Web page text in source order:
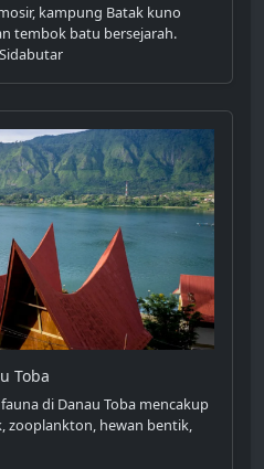
kampung Batak kuno
tembok batu bersejarah.
Toba
di Danau Toba mencakup
zooplankton, hewan bentik,